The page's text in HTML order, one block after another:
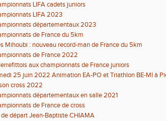
LIFA cadets juniors
LIFA 2023
départementaux 2023
de France du 5km
Mihoubi : nouveau record-man de France du 5km
de France 2022
aux championnats de France juniors
25 juin 2022 Animation EA-PO et Triathlon BE-MI à
cross 2022
départementaux en salle 2021
de France de cross
de départ Jean-Baptiste CHIAMA